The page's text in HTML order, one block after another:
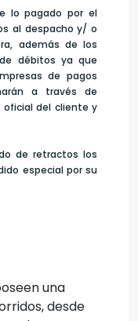
lo pagado por el
al despacho y/ o
además de los
débitos ya que
de pagos
a través de
del cliente y
de retractos los
especial por su
una
desde